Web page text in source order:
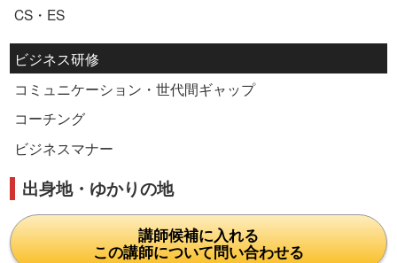
CS・ES
ビジネス研修
コミュニケーション・世代間ギャップ
コーチング
ビジネスマナー
出身地・ゆかりの地
講師候補に入れる
この講師について問い合わせる